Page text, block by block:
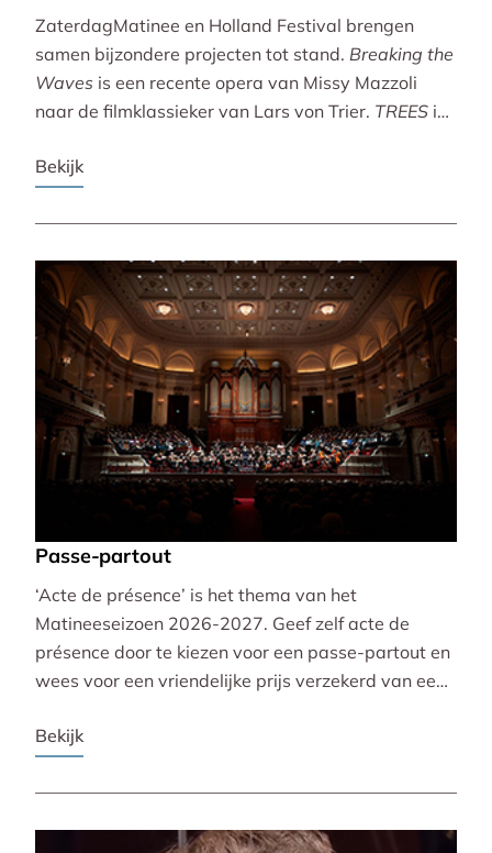
ZaterdagMatinee en Holland Festival brengen
samen bijzondere projecten tot stand. Breaking the
Waves is een recente opera van Missy Mazzoli
naar de filmklassieker van Lars von Trier. TREES is
met live muziek van Caroline Shaw (Pulitzer Prize &
Bekijk
Passe-partout
‘Acte de présence’ is het thema van het
Matineeseizoen 2026-2027. Geef zelf acte de
présence door te kiezen voor een passe-partout en
wees voor een vriendelijke prijs verzekerd van een
Bekijk